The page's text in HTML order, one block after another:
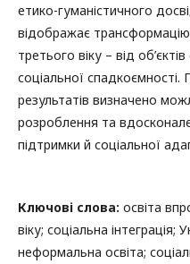
етико-гуманістичного
відображає трансформацію
третього віку – від
соціальної
результатів визначено
розроблення та
підтримки й соціальної
Ключові слова: освіта
віку; соціальна інтеграція;
неформальна освіта;